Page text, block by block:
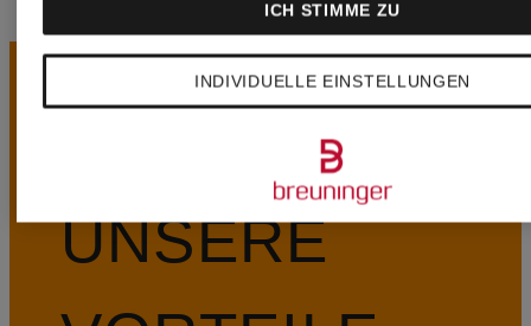
UNSERE
INDIVIDUELLE EINSTELLUNGEN
ICH STIMME ZU